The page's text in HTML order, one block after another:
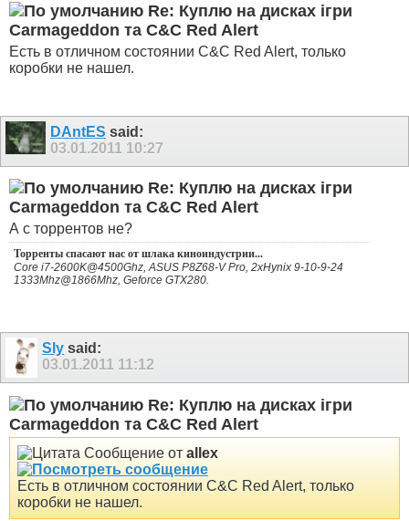
Re: Куплю на дисках ігри
Carmageddon та C&C Red Alert
Есть в отличном состоянии C&C Red Alert, только
коробки не нашел.
DAntES said:
03.01.2011 10:27
Re: Куплю на дисках ігри
Carmageddon та C&C Red Alert
А с торрентов не?
Торренты спасают нас от шлака киноиндустрии...
Core i7-2600K@4500Ghz, ASUS P8Z68-V Pro, 2xHynix 9-10-9-24
1333Mhz@1866Mhz, Geforce GTX280.
Sly said:
03.01.2011 11:12
Re: Куплю на дисках ігри
Carmageddon та C&C Red Alert
Сообщение от allex
Есть в отличном состоянии C&C Red Alert, только
коробки не нашел.